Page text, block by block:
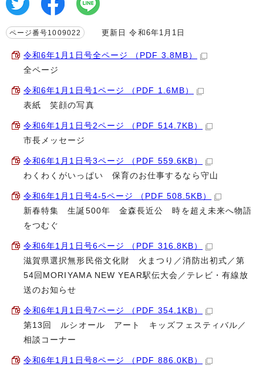
ページ番号1009022 更新日 令和6年1月1日
令和6年1月1日号全ページ （PDF 3.8MB）
全ページ
令和6年1月1日号1ページ （PDF 1.6MB）
表紙 笑顔の写真
令和6年1月1日号2ページ （PDF 514.7KB）
市長メッセージ
令和6年1月1日号3ページ （PDF 559.6KB）
わくわくがいっぱい 保育のお仕事するなら守山
令和6年1月1日号4-5ページ （PDF 508.5KB）
新春特集 生誕500年 金森長近公 時を超え未来へ物語
をつむぐ
令和6年1月1日号6ページ （PDF 316.8KB）
滋賀県選択無形民俗文化財 火まつり／消防出初式／第
54回MORIYAMA NEW YEAR駅伝大会／テレビ・有線放
送のお知らせ
令和6年1月1日号7ページ （PDF 354.1KB）
第13回 ルシオール アート キッズフェスティバル／
相談コーナー
令和6年1月1日号8ページ （PDF 886.0KB）